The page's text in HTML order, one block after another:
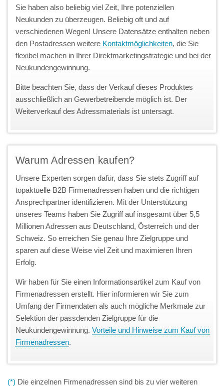
Sie haben also beliebig viel Zeit, Ihre potenziellen
Neukunden zu überzeugen. Beliebig oft und auf
verschiedenen Wegen! Unsere Datensätze enthalten neben
den Postadressen weitere Kontaktmöglichkeiten, die Sie
flexibel machen in Ihrer Direktmarketingstrategie und bei der
Neukundengewinnung.
Bitte beachten Sie, dass der Verkauf dieses Produktes
ausschließlich an Gewerbetreibende möglich ist. Der
Weiterverkauf des Adressmaterials ist untersagt.
Warum Adressen kaufen?
Unsere Experten sorgen dafür, dass Sie stets Zugriff auf
topaktuelle B2B Firmenadressen haben und die richtigen
Ansprechpartner identifizieren. Mit der Unterstützung
unseres Teams haben Sie Zugriff auf insgesamt über 5,5
Millionen Adressen aus Deutschland, Österreich und der
Schweiz. So erreichen Sie genau Ihre Zielgruppe und
sparen auf diese Weise viel Zeit und maximieren Ihren
Erfolg.
Wir haben für Sie einen Informationsartikel zum Kauf von
Firmenadressen erstellt. Hier informieren wir Sie zum
Umfang der Firmendaten als auch mögliche Merkmale zur
Selektion der passdenden Zielgruppe für die
Neukundengewinnung. Vorteile und Hinweise zum Kauf von
Firmenadressen.
(*) Die einzelnen Firmenadressen sind bis zu vier weiteren